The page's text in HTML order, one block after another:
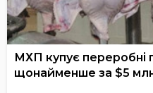
МХП купує переробні
щонайменше за $5